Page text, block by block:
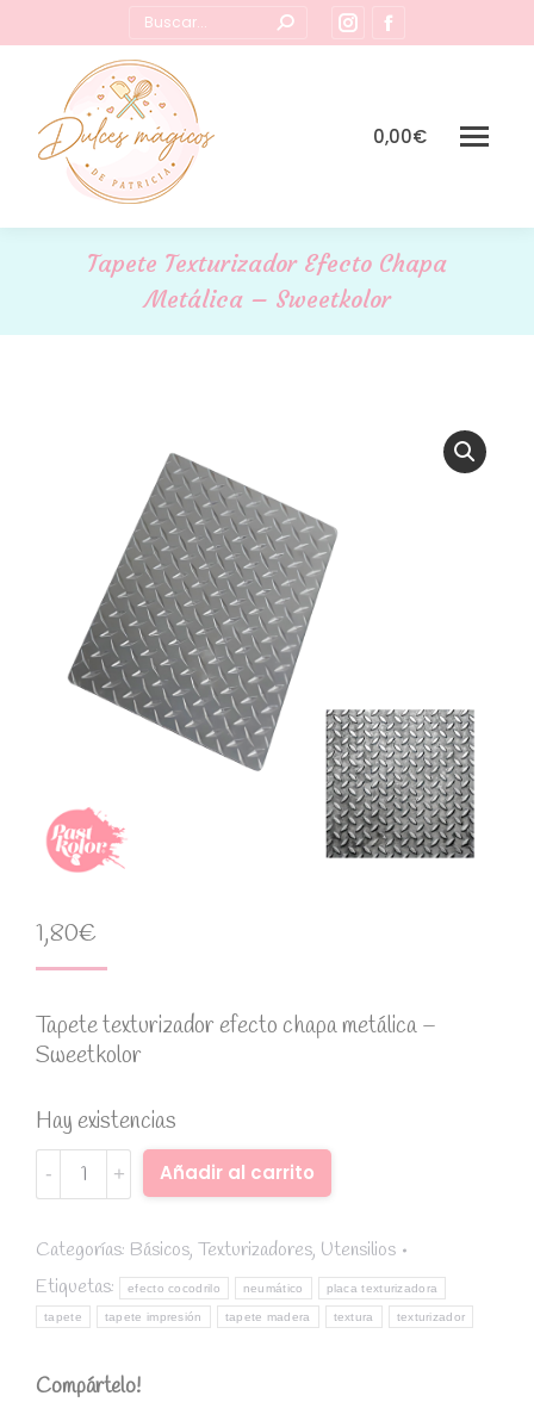
Buscar:
Instagram
page
new
page
in
0,00€
Tapete Texturizador Efecto Chapa
Metálica – Sweetkolor
1,80€
Tapete texturizador efecto chapa metálica –
Sweetkolor
Hay existencias
Tapete
texturizador
chapa
metálica
-
quantity
Añadir al carrito
Categorías: Básicos, Texturizadores, Utensilios
Etiquetas:
efecto cocodrilo neumático placa texturizadora
tapete tapete impresión tapete madera textura texturizador
Compártelo!